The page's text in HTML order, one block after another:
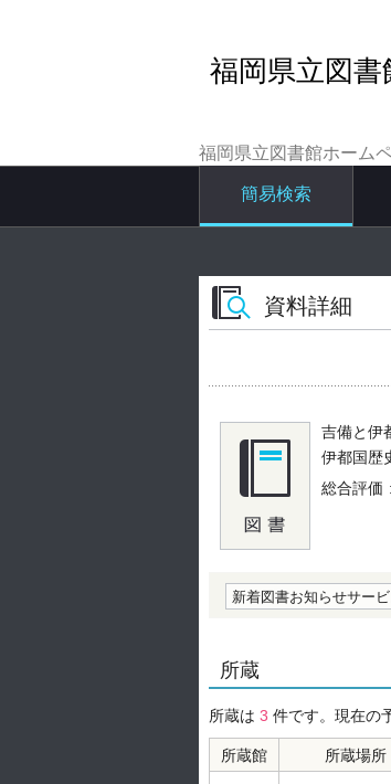
福岡県立図書
福岡県立図書館ホーム
簡易検索
資料詳細
吉備と伊
伊都国歴
総合評価
新着図書お知らせサー
所蔵
所蔵は 3 件です。現在の
所蔵館 所蔵場所